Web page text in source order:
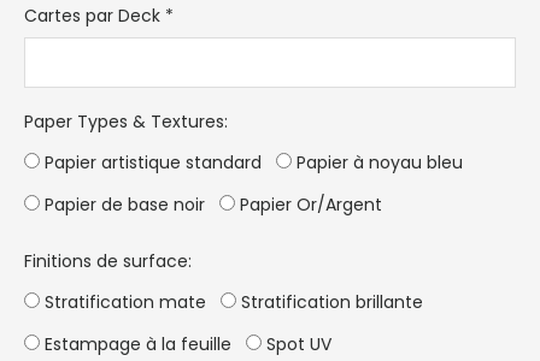
Cartes par Deck *
Paper Types & Textures:
Papier artistique standard
Papier à noyau bleu
Papier de base noir
Papier Or/Argent
Finitions de surface:
Stratification mate
Stratification brillante
Estampage à la feuille
Spot UV